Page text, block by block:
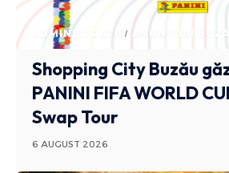
ADMINISTRATIV ANUNTURI
Shopping City Buzău
PANINI FIFA WORLD
Swap Tour
6 AUGUST 2026